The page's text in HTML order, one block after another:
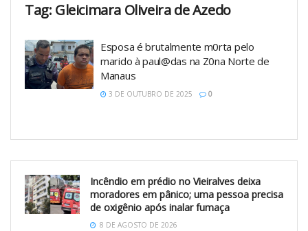
Tag: Gleicimara Oliveira de Azedo
Esposa é brutalmente m0rta pelo
marido à paul@das na Z0na Norte de
Manaus
3 DE OUTUBRO DE 2025 0
Incêndio em prédio no Vieiralves deixa
moradores em pânico; uma pessoa precisa
de oxigênio após inalar fumaça
8 DE AGOSTO DE 2026